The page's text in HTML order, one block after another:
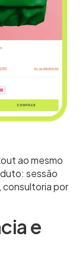
ao mesmo
sessão
por
e